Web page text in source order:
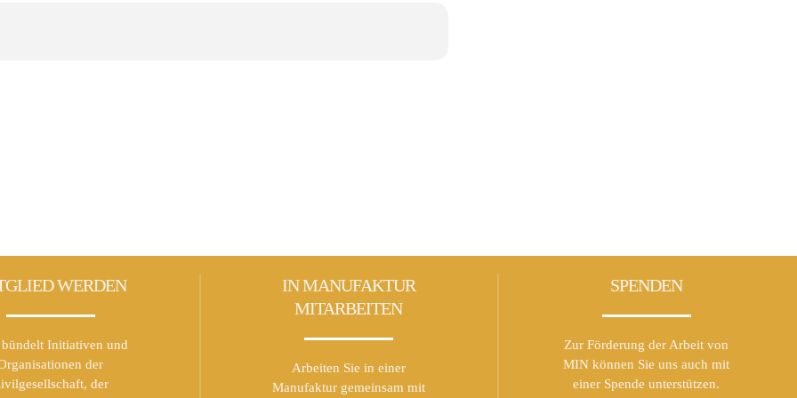
WERDEN
Initiativen und
der
der
IN MANUFAKTUR
MITARBEITEN
Arbeiten Sie in einer
Manufaktur gemeinsam mit
SPENDEN
Zur Förderung der Arbeit von
MIN können Sie uns auch mit
einer Spende unterstützen.